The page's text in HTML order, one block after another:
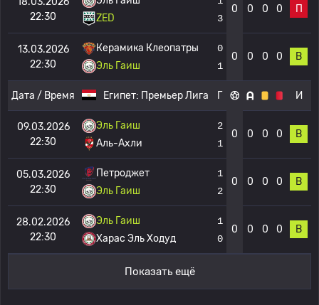
22:30
ZED
3
0 0 0 0 П
13.03.2026
22:30
Керамика Клеопатры
Эль Гаиш
0
1
0 0 0 0 В
Дата / Время Египет: Премьер Лига Г И
09.03.2026
22:30
Эль Гаиш
Аль-Ахли
2
1
0 0 0 0 В
05.03.2026
22:30
Петроджет
Эль Гаиш
1
2
0 0 0 0 В
28.02.2026
22:30
Эль Гаиш
Харас Эль Ходуд
1
0
0 0 0 0 В
Показать ещё